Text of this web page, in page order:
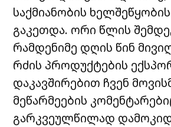
საქმიანობის
გაკეთდა. ორი წლის
რამდენიმე დღის წინ
რძის პროდუქტების
დაკავშირებით ჩვენ
მეწარმეების
გარკვეულწილად